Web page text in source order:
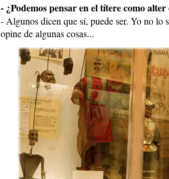
- ¿Podemos pensar en el títere como
- Algunos dicen que sí, puede ser. Yo no lo
opine de algunas cosas...